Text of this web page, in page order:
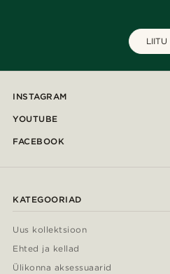
LIITU
INSTAGRAM
YOUTUBE
FACEBOOK
KATEGOORIAD
Uus kollektsioon
Ehted ja kellad
Ülikonna aksessuaarid